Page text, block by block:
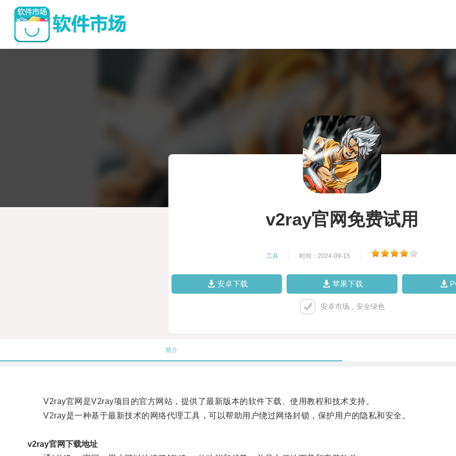
v2ray官网免费试用
工具 时间：2024-09-15
安卓下载 苹果下载
安卓市场，安全绿色
简介
V2ray官网是V2ray项目的官方网站，提供了最新版本的软件下载、使用教程和技术支持。
V2ray是一种基于最新技术的网络代理工具，可以帮助用户绕过网络封锁，保护用户的隐私和安全。
v2ray官网下载地址